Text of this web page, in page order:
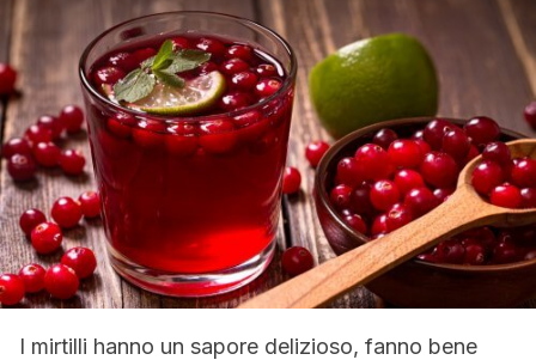
I mirtilli hanno un sapore delizioso, fanno bene